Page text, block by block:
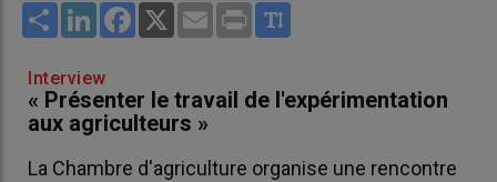
Share LinkedInFacebook
X Email Print
Interview
« Présenter le travail de l'expérimentation
aux agriculteurs »
La Chambre d'agriculture organise une rencontre